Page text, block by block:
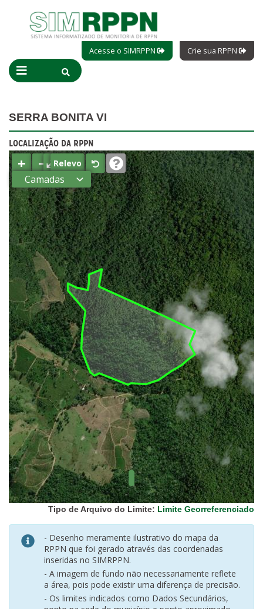
Acesse o SIMRPPN Crie sua RPPN
SERRA BONITA VI
LOCALIZAÇÃO DA RPPN
+ −⤢Relevo
Camadas
Estados
Municípios
Terras
indígenas
(FUNAI)
UC Federal
UC Estaduais
UC
Municipais
Hidrografia
1:1.000.000
(ANA)
Biomas
(IBGE)
Vegetação
(IBGE)
Rodovias
(IBGE)
Relevo
(IBGE)
Tipo de Arquivo do Limite: Limite Georreferenciado
- Desenho meramente ilustrativo do mapa da
RPPN que foi gerado através das coordenadas
inseridas no SIMRPPN.
- A imagem de fundo não necessariamente reflete
a área, pois pode existir uma diferença de precisão.
- Os limites indicados como Dados Secundários,